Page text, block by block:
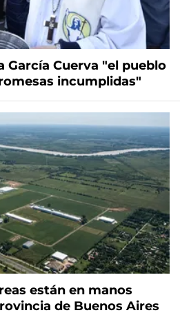
García Cuerva "el pueblo
incumplidas"
están en manos
de Buenos Aires